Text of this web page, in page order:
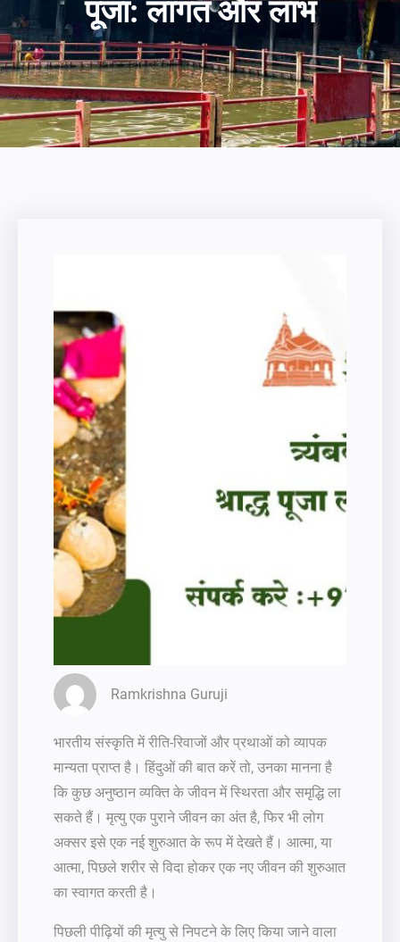
पूजा: लागत और लाभ
Ramkrishna Guruji
भारतीय संस्कृति में रीति-रिवाजों और प्रथाओं को व्यापक
मान्यता प्राप्त है। हिंदुओं की बात करें तो, उनका मानना है
कि कुछ अनुष्ठान व्यक्ति के जीवन में स्थिरता और समृद्धि ला
सकते हैं। मृत्यु एक पुराने जीवन का अंत है, फिर भी लोग
अक्सर इसे एक नई शुरुआत के रूप में देखते हैं। आत्मा, या
आत्मा, पिछले शरीर से विदा होकर एक नए जीवन की शुरुआत
का स्वागत करती है।
पिछली पीढ़ियों की मृत्यु से निपटने के लिए किया जाने वाला